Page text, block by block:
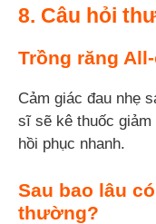
8. Câu hỏi
Trồng răng
Cảm giác đau nhẹ
sĩ sẽ kê thuốc
hồi phục nhanh.
Sau bao lâu
thường?